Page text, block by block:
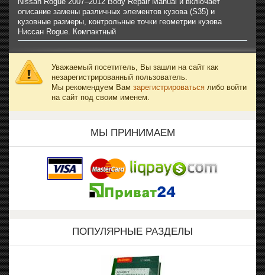
описание замены различных элементов кузова (S35) и
кузовные размеры, контрольные точки геометрии кузова
Ниссан Rogue. Компактный
Уважаемый посетитель, Вы зашли на сайт как
незарегистрированный пользователь.
Мы рекомендуем Вам зарегистрироваться либо войти
на сайт под своим именем.
МЫ ПРИНИМАЕМ
ПОПУЛЯРНЫЕ РАЗДЕЛЫ